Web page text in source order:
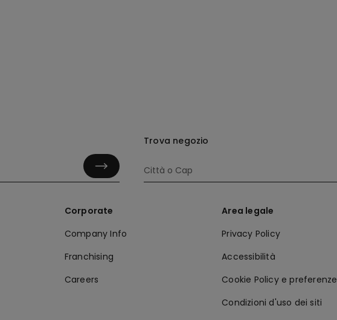
Trova negozio
Corporate
Company Info
Franchising
Careers
Area legale
Privacy Policy
Accessibilità
Cookie Policy e preferenze
Condizioni d'uso dei siti